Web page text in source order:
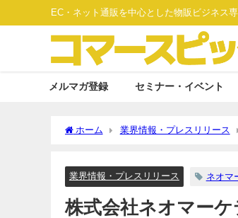
EC・ネット通販を中心とした物販ビジネス
メルマガ登録 セミナー・イベント
ホーム 業界情報・プレスリリース
業界情報・プレスリリース ネオマ
株式会社ネオマー